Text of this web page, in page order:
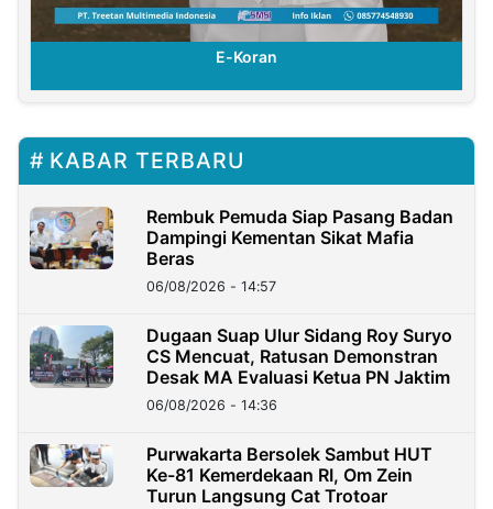
E-Koran
KABAR TERBARU
Rembuk Pemuda Siap Pasang Badan
Dampingi Kementan Sikat Mafia
Beras
06/08/2026 - 14:57
Dugaan Suap Ulur Sidang Roy Suryo
CS Mencuat, Ratusan Demonstran
Desak MA Evaluasi Ketua PN Jaktim
06/08/2026 - 14:36
Purwakarta Bersolek Sambut HUT
Ke-81 Kemerdekaan RI, Om Zein
Turun Langsung Cat Trotoar